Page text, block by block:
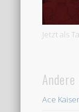
Jetzt als
Andere
Ace